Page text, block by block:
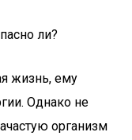
ли?
жизнь, ему
Однако не
организм